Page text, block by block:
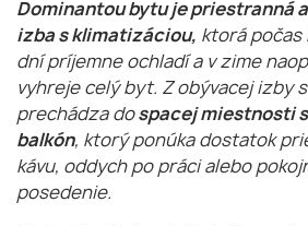
Dominantou bytu je priestranná
izba s klimatizáciou, ktorá
dní príjemne ochladí a v zime
vyhreje celý byt. Z obývacej izby
prechádza dospacej miestnosti
balkón, ktorý ponúka dostatok
kávu, oddych po práci alebo
posedenie.